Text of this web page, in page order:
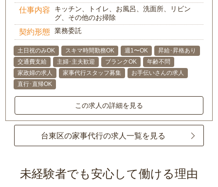
仕事内容
キッチン、トイレ、お風呂、洗面所、リビン
グ、その他のお掃除
契約形態 業務委託
土日祝のみOK スキマ時間勤務OK 週1〜OK
昇給･昇格あり
交通費支給
主婦･主夫歓迎 ブランクOK
年齢不問
家政婦の求人
家事代行スタッフ募集
お手伝いさんの求人
直行･直帰OK
この求人の詳細を見る
台東区の家事代行の求人一覧を見る
未経験者でも安心して働ける理由